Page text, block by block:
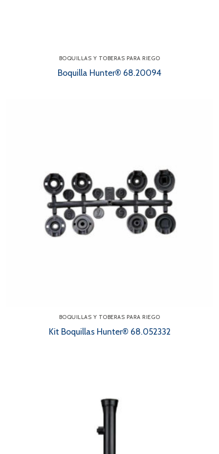
BOQUILLAS Y TOBERAS PARA RIEGO
Boquilla Hunter® 68.20094
BOQUILLAS Y TOBERAS PARA RIEGO
Kit Boquillas Hunter® 68.052332